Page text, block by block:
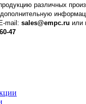
различных
дополнительную
mail: sales@empc.ru или
47